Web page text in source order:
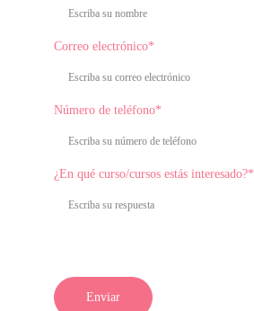
Correo electrónico*
Número de teléfono*
¿En qué curso/cursos estás interesado?*
Enviar